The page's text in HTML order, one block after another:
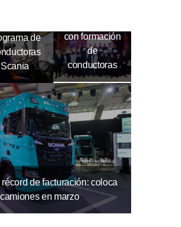
de
Scania
con formación
de
conductoras
de facturación: coloca
en marzo